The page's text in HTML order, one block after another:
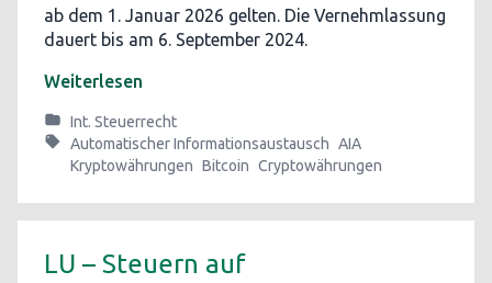
ab dem 1. Januar 2026 gelten. Die Vernehmlassung
dauert bis am 6. September 2024.
Weiterlesen
Int. Steuerrecht
Automatischer Informationsaustausch AIA
Kryptowährungen Bitcoin Cryptowährungen
LU – Steuern auf